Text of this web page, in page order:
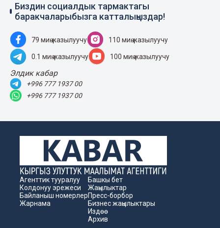
Биздин социалдык тармактагы
баракчаларыбызга катталыңыздар!
79 миң жазылуучу 110 миң жазылуучу
0.1 миң жазылуучу 100 миң жазылуучу
Элдик кабар
+996 777 1937 00
+996 777 1937 00
Агенттик тууралуу
Колдонуу эрежеси
Байланыш номерлер
Жарнама
Башкы бет
Жаңылыктар
Пресс-борбор
Бизнес жаңылыктары
Издөө
Архив